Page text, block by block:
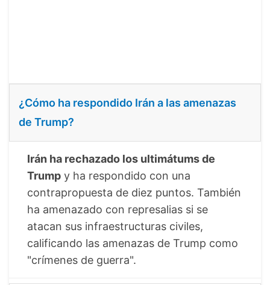
¿Cómo ha respondido Irán a las amenazas
de Trump?
Irán ha rechazado los ultimátums de
Trump y ha respondido con una
contrapropuesta de diez puntos. También
ha amenazado con represalias si se
atacan sus infraestructuras civiles,
calificando las amenazas de Trump como
"crímenes de guerra".